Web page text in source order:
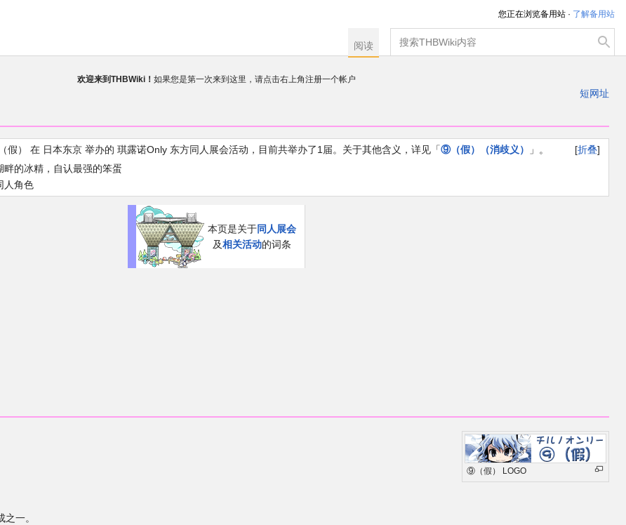
欢迎来到THBWiki！ 如果您是第一次来到这里，请点击右上角注册一个帐户
短网址
折叠
） 在 日本东京 举办的 琪露诺Only 东方同人展会活动，目前共举办了1届。关于其他含义，详见「⑨（假）（消歧义）
」。
的冰精，自认最强的笨蛋
人角色
本页是关于同人展会
及相关活动的词条
⑨（假） LOGO
之一。
您正在浏览备用站 · 了解备用站
阅读
搜
索